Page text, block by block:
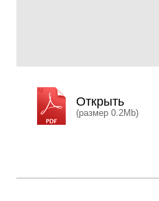
Открыть
(размер 0.2Mb)